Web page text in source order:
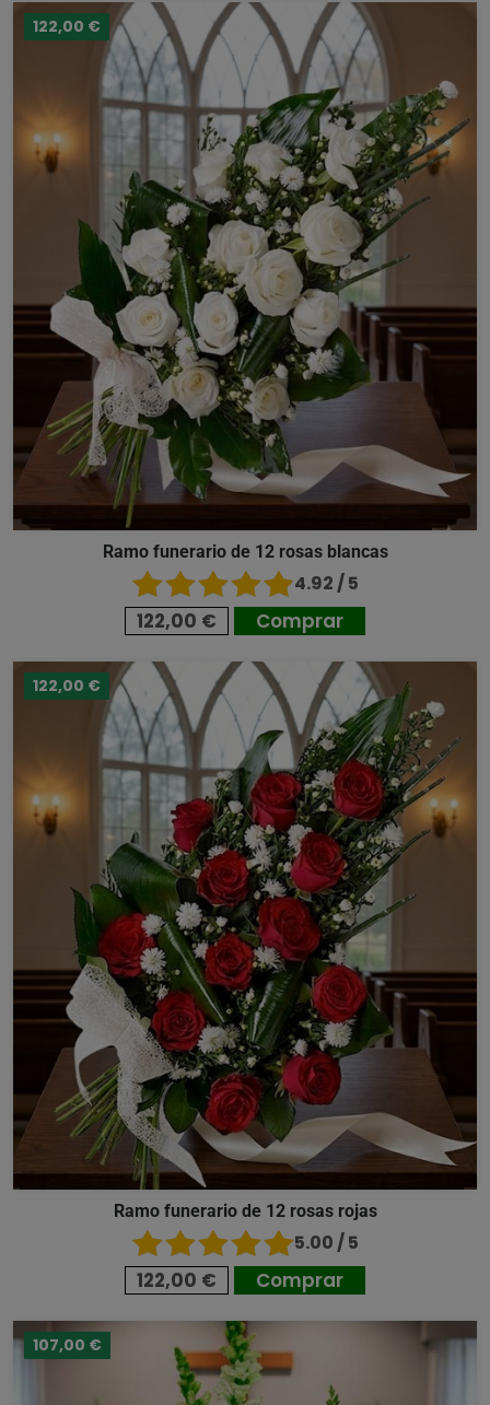
122,00 €
Ramo funerario de 12 rosas blancas
4.92 / 5
122,00 € Comprar
122,00 €
Ramo funerario de 12 rosas rojas
5.00 / 5
122,00 € Comprar
107,00 €